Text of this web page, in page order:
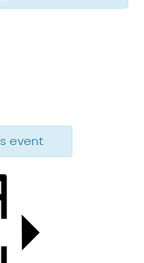
event